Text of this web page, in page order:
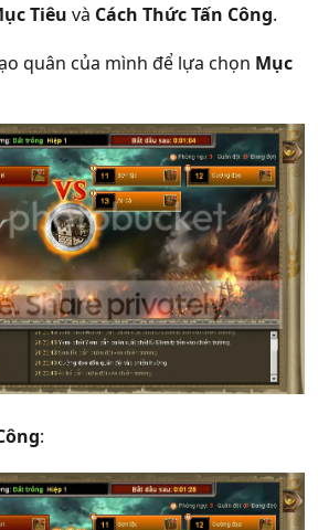
Tiêu và Cách Thức Tấn Công.
quân của mình để lựa chọn Mục
: